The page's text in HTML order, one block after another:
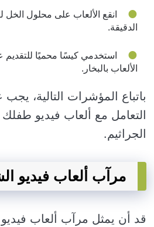
انقع الألعاب على محلول الخل
الدقيقة.
استخدمي كيسًا محميًا
الألعاب بالبخار.
باتباع المؤشرات التالية،
التعامل مع ألعاب فيديو
الجراثيم.
مرآب ألعاب فيديو
قد أن يمثل مرآب ألعاب فيديو